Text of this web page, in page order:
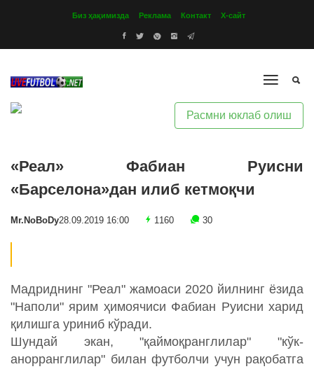
Биз ҳақимизда Реклама Контакт Х-сайт
Расмни юклаб олиш
«Реал» Фабиан Руисни
«Барселона»дан илиб кетмоқчи
Mr.NoBoDy28.09.2019 16:00 1160 30
Мадриднинг "Реал" жамоаси 2020 йилнинг ёзида
"Наполи" ярим ҳимоячиси Фабиан Руисни харид
қилишга уриниб кўради.
Шундай экан, "қаймоқранглилар" "кўк-
анорранглилар" билан футболчи учун рақобатга